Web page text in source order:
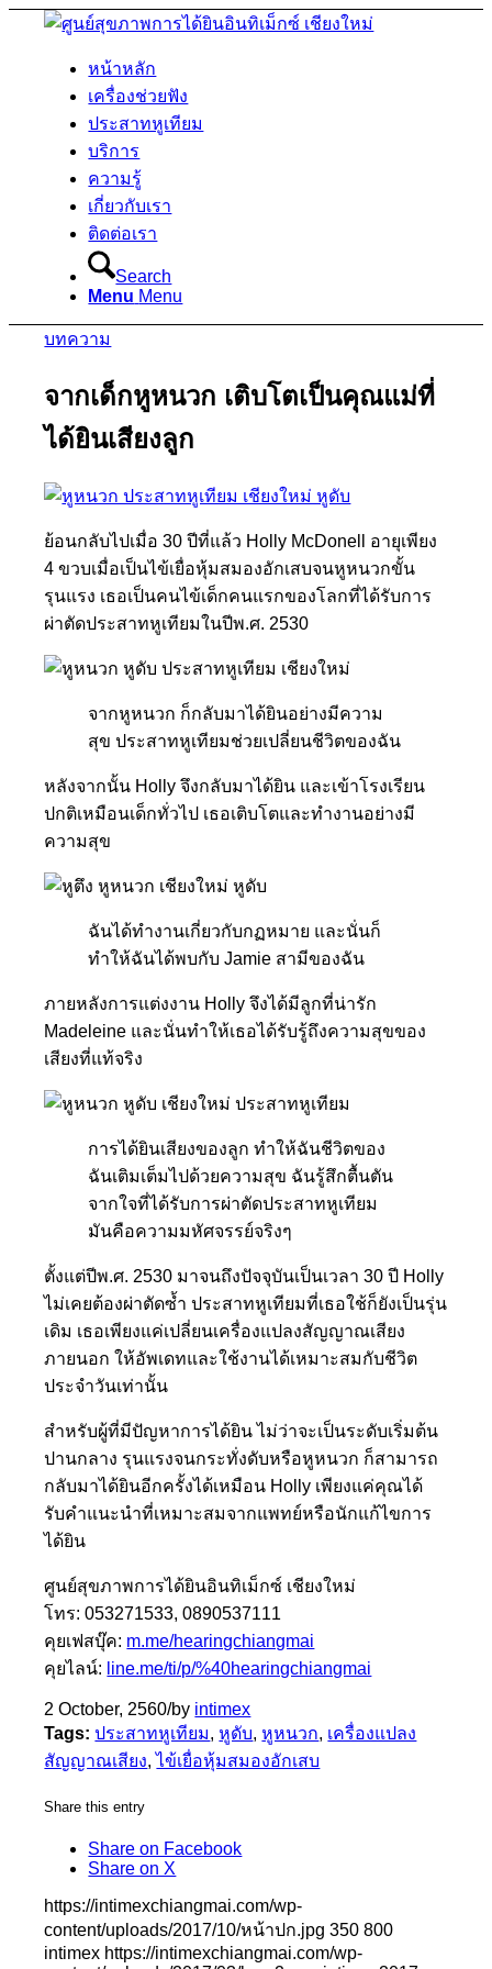
หน้าหลัก
เครื่องช่วยฟัง
ประสาทหูเทียม
บริการ
ความรู้
เกี่ยวกับเรา
ติดต่อเรา
Search
Menu Menu
บทความ
จากเด็กหูหนวก เติบโตเป็นคุณแม่ที่
ได้ยินเสียงลูก
ย้อนกลับไปเมื่อ 30 ปีที่แล้ว Holly McDonell อายุเพียง
4 ขวบเมื่อเป็นไข้เยื่อหุ้มสมองอักเสบจนหูหนวกขั้น
รุนแรง เธอเป็นคนไข้เด็กคนแรกของโลกที่ได้รับการ
ผ่าตัดประสาทหูเทียมในปีพ.ศ. 2530
จากหูหนวก ก็กลับมาได้ยินอย่างมีความ
สุข ประสาทหูเทียมช่วยเปลี่ยนชีวิตของฉัน
หลังจากนั้น Holly จึงกลับมาได้ยิน และเข้าโรงเรียน
ปกติเหมือนเด็กทั่วไป เธอเติบโตและทำงานอย่างมี
ความสุข
ฉันได้ทำงานเกี่ยวกับกฏหมาย และนั่นก็
ทำให้ฉันได้พบกับ Jamie สามีของฉัน
ภายหลังการแต่งงาน Holly จึงได้มีลูกที่น่ารัก
Madeleine และนั่นทำให้เธอได้รับรู้ถึงความสุขของ
เสียงที่แท้จริง
การได้ยินเสียงของลูก ทำให้ฉันชีวิตของ
ฉันเติมเต็มไปด้วยความสุข ฉันรู้สึกตื้นตัน
จากใจที่ได้รับการผ่าตัดประสาทหูเทียม
มันคือความมหัศจรรย์จริงๆ
ตั้งแต่ปีพ.ศ. 2530 มาจนถึงปัจจุบันเป็นเวลา 30 ปี Holly
ไม่เคยต้องผ่าตัดซ้ำ ประสาทหูเทียมที่เธอใช้ก็ยังเป็นรุ่น
เดิม เธอเพียงแค่เปลี่ยนเครื่องแปลงสัญญาณเสียง
ภายนอก ให้อัพเดทและใช้งานได้เหมาะสมกับชีวิต
ประจำวันเท่านั้น
สำหรับผู้ที่มีปัญหาการได้ยิน ไม่ว่าจะเป็นระดับเริ่มต้น
ปานกลาง รุนแรงจนกระทั่งดับหรือหูหนวก ก็สามารถ
กลับมาได้ยินอีกครั้งได้เหมือน Holly เพียงแค่คุณได้
รับคำแนะนำที่เหมาะสมจากแพทย์หรือนักแก้ไขการ
ได้ยิน
ศูนย์สุขภาพการได้ยินอินทิเม็กซ์ เชียงใหม่
โทร: 053271533, 0890537111
คุยเฟสบุ๊ค: m.me/hearingchiangmai
คุยไลน์: line.me/ti/p/%40hearingchiangmai
2 October, 2560/by intimex
Tags: ประสาทหูเทียม,หูดับ,หูหนวก, เครื่องแปลง
สัญญาณเสียง,ไข้เยื่อหุ้มสมองอักเสบ
Share this entry
Share on Facebook
Share on X
https://intimexchiangmai.com/wp-
content/uploads/2017/10/หน้าปก.jpg 350 800
intimex https://intimexchiangmai.com/wp-